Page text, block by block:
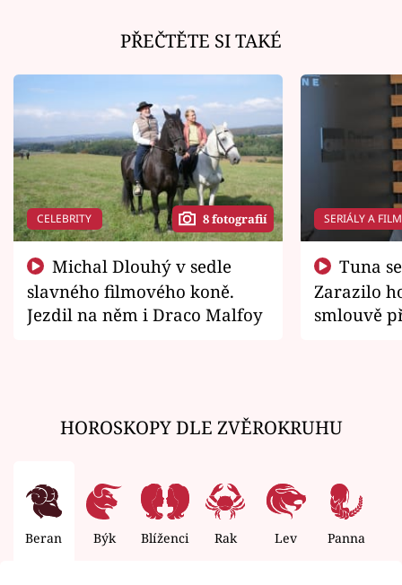
PŘEČTĚTE SI TAKÉ
CELEBRITY 8 fotografií
slavného filmového koně.
Jezdil na něm i Draco Malfoy
SERIÁLY A
Zarazilo
smlouvě
HOROSKOPY DLE ZVĚROKRUHU
Beran Býk Blíženci Rak Lev Panna